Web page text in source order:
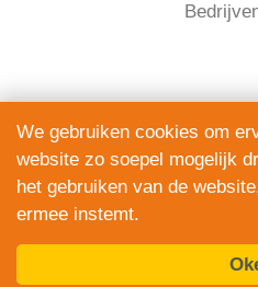
Serviceright
The Right Service
alle rechten
We gebruiken cookies om
website zo soepel mogelijk
het gebruiken van de
ermee instemt.